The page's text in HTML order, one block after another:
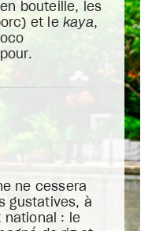
bouteille, les
et lekaya,
ne cessera
gustatives, à
national : le